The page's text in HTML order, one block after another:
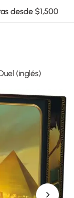
desde $1,500
(inglés)